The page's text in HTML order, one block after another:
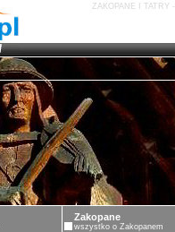
ZAKOPANE I TATRY
Zakopane
wszystko o Zakopanem